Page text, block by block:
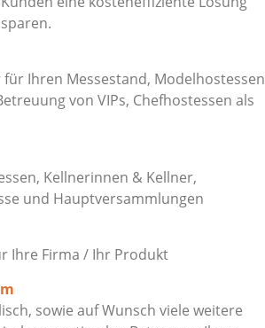
Ihren Messestand, Modelhostessen
von VIPs, Chefhostessen als
Kellnerinnen & Kellner,
und Hauptversammlungen
Ihre Firma / Ihr Produkt
sowie auf Wunsch viele weitere